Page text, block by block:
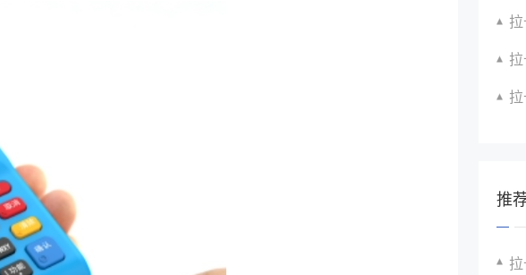
拉
拉
拉
推
拉